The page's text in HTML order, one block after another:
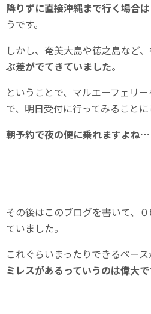
降りずに直接沖縄まで行く場合
うです。
しかし、奄美大島や徳之島など、
ぶ差がでてきていました。
ということで、マルエーフェリ
で、明日受付に行ってみることに
朝予約で夜の便に乗れますよね…
その後はこのブログを書いて、
ていました。
これぐらいまったりできるペース
ミレスがあるっていうのは偉大で